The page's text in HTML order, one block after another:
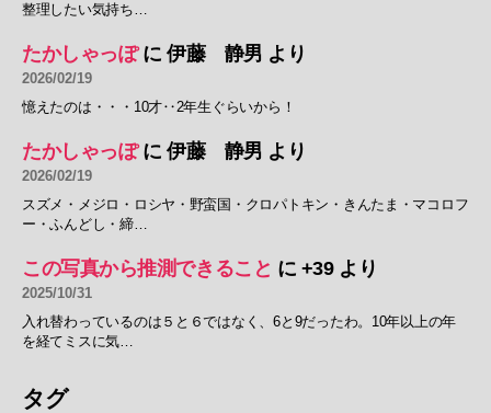
整理したい気持ち…
たかしゃっぽに 伊藤 静男 より
2026/02/19
憶えたのは・・・10才‥2年生ぐらいから！
たかしゃっぽに 伊藤 静男 より
2026/02/19
スズメ・メジロ・ロシヤ・野蛮国・クロパトキン・きんたま・マコロフ
ー・ふんどし・締…
この写真から推測できること に +39より
2025/10/31
入れ替わっているのは５と６ではなく、6と9だったわ。10年以上の年
を経てミスに気…
タグ